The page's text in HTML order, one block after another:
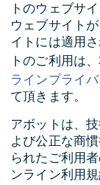
トのウェブサ
ウェブサイト
イトには適用
トのご利用は
ラインプライ
て頂きます。
アボットは、
よび公正な商
られたご利用
ンライン利用